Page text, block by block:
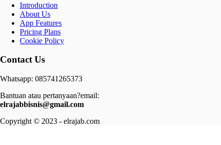
Introduction
About Us
App Features
Pricing Plans
Cookie Policy
Contact Us
Whatsapp: 085741265373
Bantuan atau pertanyaan?email:
elrajabbisnis@gmail.com
Copyright © 2023 - elrajab.com